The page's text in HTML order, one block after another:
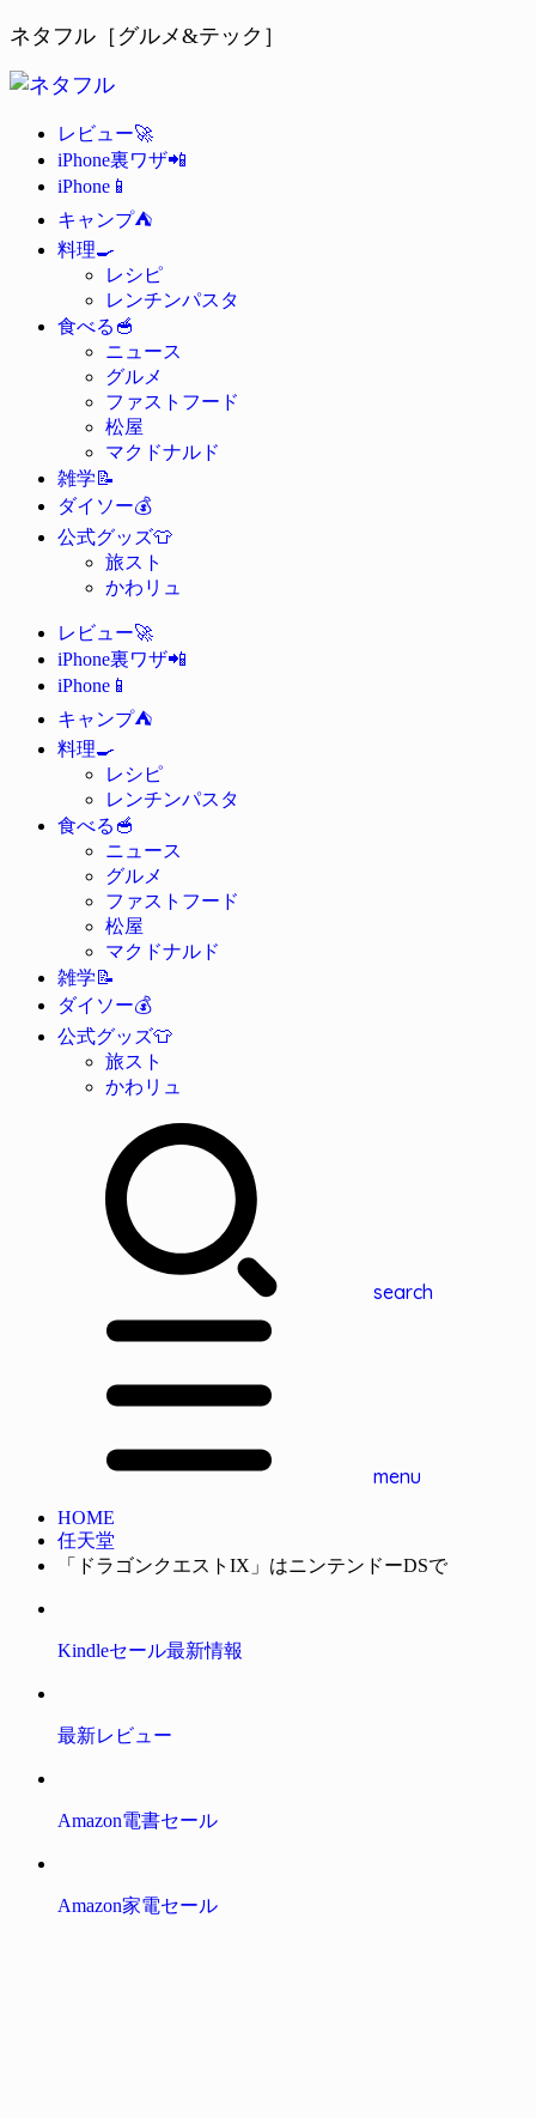
ネタフル［グルメ&テック］
レビュー🚀
iPhone裏ワザ📲
iPhone 📱
キャンプ⛺
料理🍳
レシピ
レンチンパスタ
食べる 🥣
ニュース
グルメ
ファストフード
松屋
マクドナルド
雑学📝
ダイソー💰
公式グッズ👕
旅スト
かわリュ
レビュー🚀
iPhone裏ワザ📲
iPhone 📱
キャンプ⛺
料理🍳
レシピ
レンチンパスタ
食べる 🥣
ニュース
グルメ
ファストフード
松屋
マクドナルド
雑学📝
ダイソー💰
公式グッズ👕
旅スト
かわリュ
search
menu
HOME
任天堂
「ドラゴンクエストIX」はニンテンドーDSで
Kindleセール最新情報
最新レビュー
Amazon電書セール
Amazon家電セール